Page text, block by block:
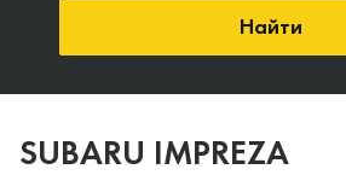
Найти
SUBARU IMPREZA